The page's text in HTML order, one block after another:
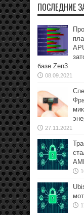
ПОСЛЕДНИЕ
базе Zen3
08.09.2021
27.11.2021